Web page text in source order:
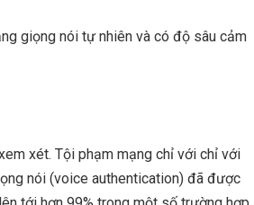
giọng nói tự nhiên và có độ sâu cảm
xét. Tội phạm mạng chỉ với chỉ với
nói (voice authentication) đã được